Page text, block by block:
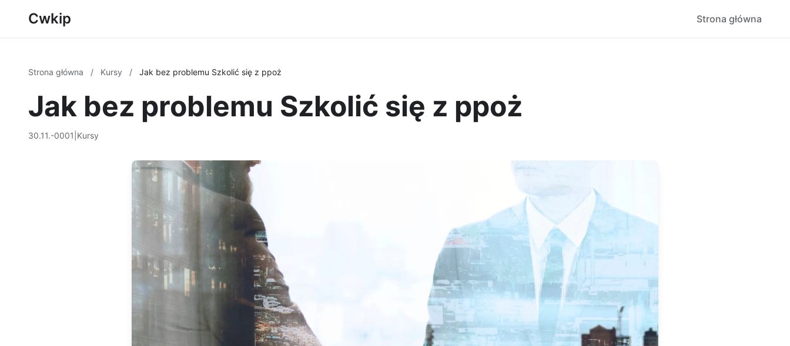
Cwkip Strona główna
Strona główna / Kursy / Jak bez problemu Szkolić się z ppoż
Jak bez problemu Szkolić się z ppoż
30.11.-0001 Kursy